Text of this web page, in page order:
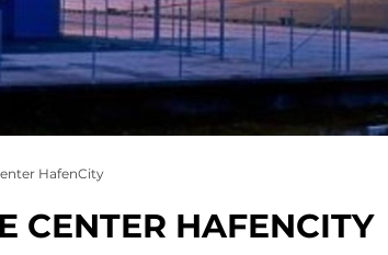
HafenCity
CENTER HAFENCITY